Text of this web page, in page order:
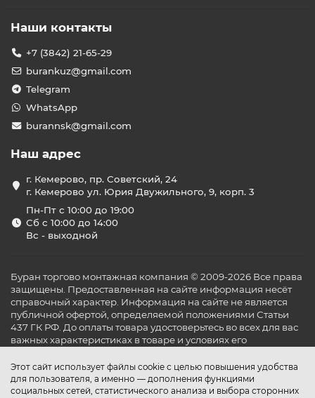
Этот сайт использует файлы cookie с целью повышения удобства
для пользователя, а именно — дополнения функциями
социальных сетей, статистического анализа и выбора сторонних
Наши контакты
+7 (3842) 21-65-29
burankuz@gmail.com
Telegram
WhatsApp
burannsk@gmail.com
Наш адрес
г. Кемерово, пр. Советский, 24
г. Кемерово ул. Юрия Двужильного, 9, корп. 3
Пн-Пт с 10:00 до 19:00
Сб с 10:00 до 14:00
Вс - выходной
Буран торгово монтажная компания © 2009-2026 Все права
защищены. Предоставленная на сайте информация несёт
справочный характер. Информация на сайте не является
публичной офертой, определяемой положениями Статьи
437 ГК РФ. До оплаты товара удостоверьтесь во всех для вас
важных характеристиках в товаре и условиях его